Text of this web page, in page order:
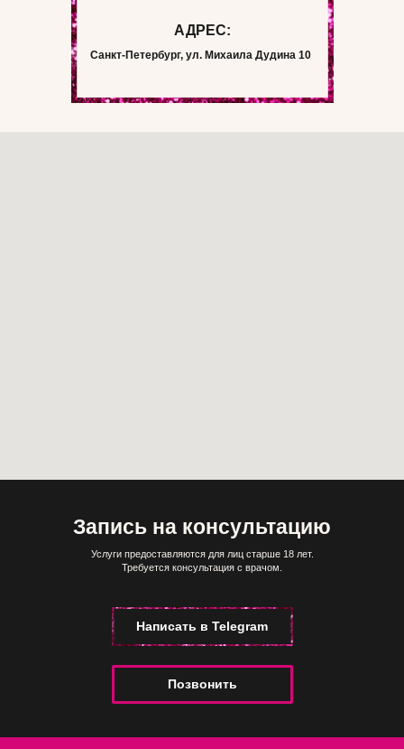
Санкт-Петербург, ул. Михаила Дудина 10
АДРЕС:
Написать в Telegram
Запись на консультацию
Услуги предоставляются для лиц старше 18 лет.
Требуется консультация с врачом.
Позвонить